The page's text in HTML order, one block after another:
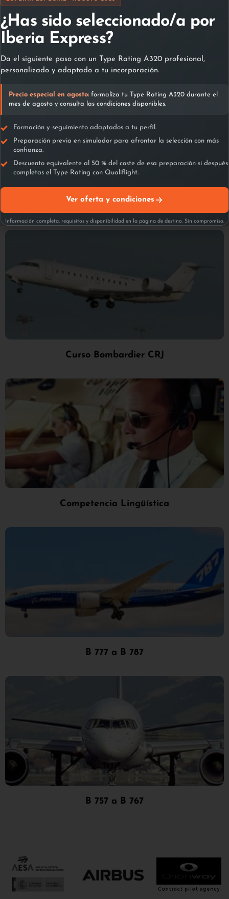
Otros cursos
Curso ATR-42/72
Curso Bombardier CRJ
Competencia Lingüística
B 777 a B 787
B 757 a B 767
¿Has sido seleccionado/a por
Iberia Express?
Da el siguiente paso con un Type Rating A320 profesional,
personalizado y adaptado a tu incorporación.
Precio especial en agosto: formaliza tu Type Rating A320 durante el
mes de agosto y consulta las condiciones disponibles.
Formación y seguimiento adaptados a tu perfil.
Preparación previa en simulador para afrontar la selección con más
confianza.
Descuento equivalente al 50 % del coste de esa preparación si después
completas el Type Rating con Qualiflight.
Ver oferta y condiciones
Información completa, requisitos y disponibilidad en la página de destino. Sin compromiso.